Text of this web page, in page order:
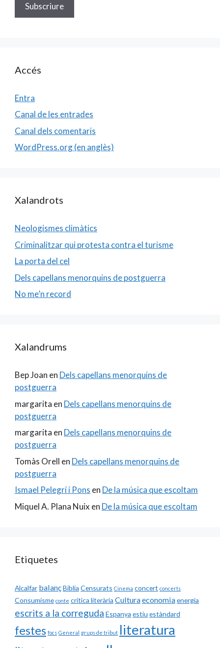
Accés
Entra
Canal de les entrades
Canal dels comentaris
WordPress.org (en anglès)
Xalandrots
Neologismes climàtics
Criminalitzar qui protesta contra el turisme
La porta del cel
Dels capellans menorquins de postguerra
No me’n record
Xalandrums
Bep Joan en Dels capellans menorquins de
postguerra
margarita en Dels capellans menorquins de
postguerra
margarita en Dels capellans menorquins de
postguerra
Tomàs Orell en Dels capellans menorquins de
postguerra
Ismael Pelegrí i Pons en De la música que escoltam
Miquel A. Plana Nuix en De la música que escoltam
Etiquetes
Alcalfar balançBiblia Censurats Cinema concert concerts
Consumisme conte crítica literària Culturaeconomiaenergia
escrits a la correguda Espanya estiu estàndard
festes focs General grups de tribut literatura